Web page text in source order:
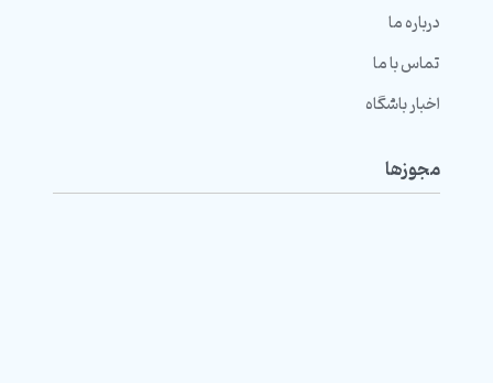
درباره ما
تماس با ما
اخبار باشگاه
مجوزها